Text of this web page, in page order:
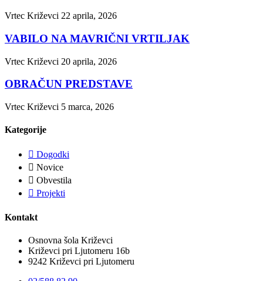
Vrtec Križevci 22 aprila, 2026
VABILO NA MAVRIČNI VRTILJAK
Vrtec Križevci 20 aprila, 2026
OBRAČUN PREDSTAVE
Vrtec Križevci 5 marca, 2026
Kategorije
Dogodki
Novice
Obvestila
Projekti
Kontakt
Osnovna šola Križevci
Križevci pri Ljutomeru 16b
9242 Križevci pri Ljutomeru